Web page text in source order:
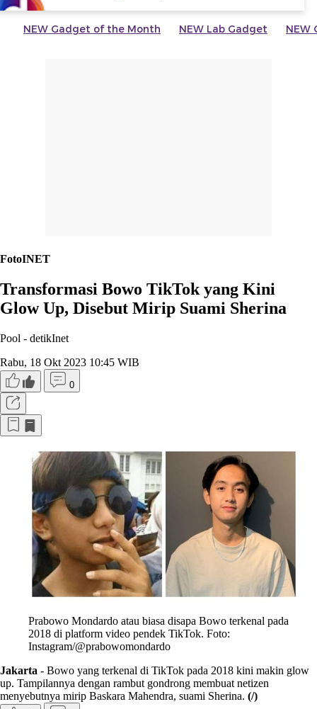
NEW Gadget of the Month NEW Lab Gadget NEW
FotoINET
Transformasi Bowo TikTok yang Kini
Glow Up, Disebut Mirip Suami Sherina
Pool - detikInet
Rabu, 18 Okt 2023 10:45 WIB
0
Prabowo Mondardo atau biasa disapa Bowo terkenal pada
2018 di platform video pendek TikTok. Foto:
Instagram/@prabowomondardo
Jakarta - Bowo yang terkenal di TikTok pada 2018 kini makin glow
up. Tampilannya dengan rambut gondrong membuat netizen
menyebutnya mirip Baskara Mahendra, suami Sherina. (/)